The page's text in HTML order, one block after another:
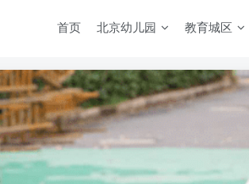
首页 北京幼儿园 教育城区